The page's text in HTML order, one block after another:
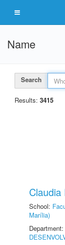
Name
Search
Results: 3415
School:
Marília)
Department: